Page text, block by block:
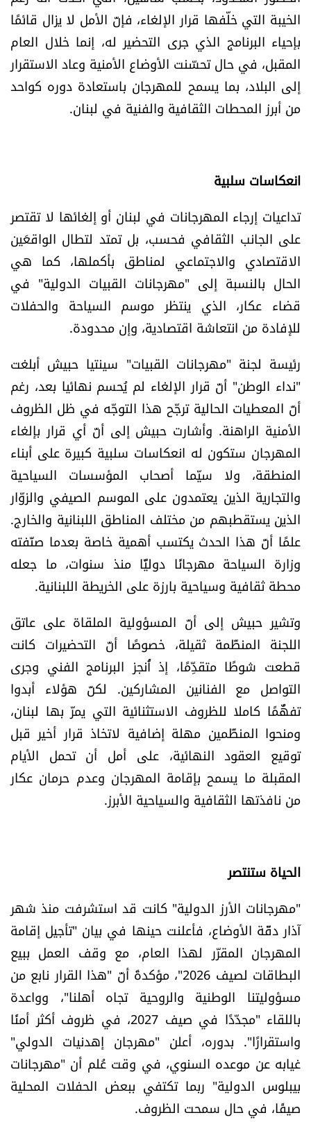
الخيبة التي خلّفها قرار الإلغاء، فإنّ الأمل لا يزال قائمًا
بإحياء البرنامج الذي جرى التحضير له، إنما خلال العام
المقبل، في حال تحسّنت الأوضاع الأمنية وعاد الاستقرار
إلى البلاد، بما يسمح للمهرجان باستعادة دوره كواحد
من أبرز المحطات الثقافية والفنية في لبنان.
انعكاسات سلبية
تداعيات إرجاء المهرجانات في لبنان أو إلغائها لا تقتصر
على الجانب الثقافي فحسب، بل تمتد لتطال الواقعَين
الاقتصادي والاجتماعي لمناطق بأكملها، كما هي
الحال بالنسبة إلى "مهرجانات القبيات الدولية" في
قضاء عكار، الذي ينتظر موسم السياحة والحفلات
للإفادة من انتعاشة اقتصادية، وإن محدودة.
رئيسة لجنة "مهرجانات القبيات" سينتيا حبيش أبلغت
"نداء الوطن" أنّ قرار الإلغاء لم يُحسم نهائيا بعد، رغم
أنّ المعطيات الحالية ترجّح هذا التوجّه في ظل الظروف
الأمنية الراهنة. وأشارت حبيش إلى أنّ أي قرار بإلغاء
المهرجان ستكون له انعكاسات سلبية كبيرة على أبناء
المنطقة، ولا سيّما أصحاب المؤسسات السياحية
والتجارية الذين يعتمدون على الموسم الصيفي والزوّار
الذين يستقطبهم من مختلف المناطق اللبنانية والخارج.
علمًا أنّ هذا الحدث يكتسب أهمية خاصة بعدما صنّفته
وزارة السياحة مهرجانًا دوليًّا منذ سنوات، ما جعله
محطة ثقافية وسياحية بارزة على الخريطة اللبنانية.
وتشير حبيش إلى أنّ المسؤولية الملقاة على عاتق
اللجنة المنظّمة ثقيلة، خصوصًا أنّ التحضيرات كانت
قطعت شوطًا متقدِّمًا، إذ أُنجز البرنامج الفني وجرى
التواصل مع الفنانين المشاركين. لكنّ هؤلاء أبدوا
تفهُّمًا كاملا للظروف الاستثنائية التي يمرّ بها لبنان،
ومنحوا المنظّمين مهلة إضافية لاتخاذ قرار أخير قبل
توقيع العقود النهائية، على أمل أن تحمل الأيام
المقبلة ما يسمح بإقامة المهرجان وعدم حرمان عكار
من نافذتها الثقافية والسياحية الأبرز.
الحياة ستنتصر
"مهرجانات الأرز الدولية" كانت قد استشرفت منذ شهر
آذار دقّة الأوضاع، فأعلنت حينها في بيان "تأجيل إقامة
المهرجان المقرّر لهذا العام، مع وقف العمل ببيع
البطاقات لصيف 2026"، مؤكدةً أنّ "هذا القرار نابع من
مسؤوليتنا الوطنية والروحية تجاه أهلنا"، وواعدة
باللقاء "مجدّدًا في صيف 2027، في ظروف أكثر أمنًا
واستقرارًا". بدوره، أعلن "مهرجان إهدنيات الدولي"
غيابه عن موعده السنوي، في وقت عُلم أن "مهرجانات
بيبلوس الدولية" ربما تكتفي ببعض الحفلات المحلية
صيفًا، في حال سمحت الظروف.